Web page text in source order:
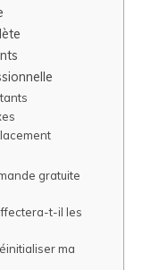
gratuite
t-il les
ma